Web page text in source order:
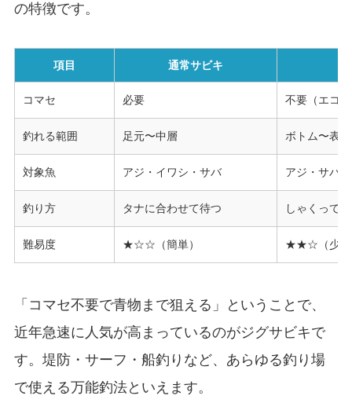
の特徴です。
項目 通常サビキ
コマセ 必要 不要（エコ
釣れる範囲 足元〜中層 ボトム〜表
対象魚 アジ・イワシ・サバ アジ・サバ
釣り方 タナに合わせて待つ しゃくって
難易度 ★☆☆（簡単） ★★☆（少し
「コマセ不要で青物まで狙える」ということで、
近年急速に人気が高まっているのがジグサビキで
す。堤防・サーフ・船釣りなど、あらゆる釣り場
で使える万能釣法といえます。